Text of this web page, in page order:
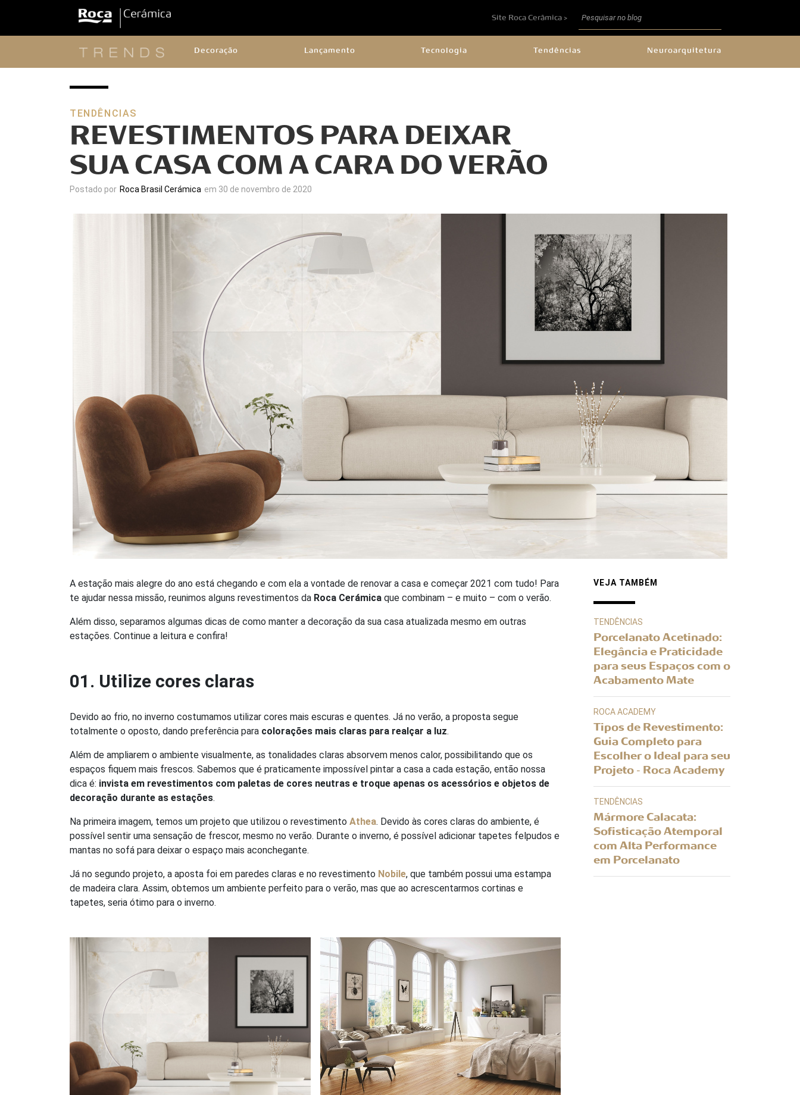
Site Roca Cerâmica >
Decoração Lançamento Tecnologia Tendências Neuroarquitetura
TENDÊNCIAS
REVESTIMENTOS PARA DEIXAR
SUA CASA COM A CARA DO VERÃO
Postado por Roca Brasil Cerámica em 30 de novembro de 2020
A estação mais alegre do ano está chegando e com ela a vontade de renovar a casa e começar 2021 com tudo! Para
te ajudar nessa missão, reunimos alguns revestimentos da Roca Cerámica que combinam – e muito – com o verão.
Além disso, separamos algumas dicas de como manter a decoração da sua casa atualizada mesmo em outras
estações. Continue a leitura e confira!
01. Utilize cores claras
Devido ao frio, no inverno costumamos utilizar cores mais escuras e quentes. Já no verão, a proposta segue
totalmente o oposto, dando preferência para colorações mais claras para realçar a luz.
Além de ampliarem o ambiente visualmente, as tonalidades claras absorvem menos calor, possibilitando que os
espaços fiquem mais frescos. Sabemos que é praticamente impossível pintar a casa a cada estação, então nossa
dica é: invista em revestimentos com paletas de cores neutras e troque apenas os acessórios e objetos de
decoração durante as estações.
Na primeira imagem, temos um projeto que utilizou o revestimento Athea. Devido às cores claras do ambiente, é
possível sentir uma sensação de frescor, mesmo no verão. Durante o inverno, é possível adicionar tapetes felpudos e
mantas no sofá para deixar o espaço mais aconchegante.
Já no segundo projeto, a aposta foi em paredes claras e no revestimento Nobile, que também possui uma estampa
de madeira clara. Assim, obtemos um ambiente perfeito para o verão, mas que ao acrescentarmos cortinas e
tapetes, seria ótimo para o inverno.
VEJA TAMBÉM
TENDÊNCIAS
Porcelanato Acetinado:
Elegância e Praticidade
para seus Espaços com o
Acabamento Mate
ROCA ACADEMY
Tipos de Revestimento:
Guia Completo para
Escolher o Ideal para seu
Projeto - Roca Academy
TENDÊNCIAS
Mármore Calacata:
Sofisticação Atemporal
com Alta Performance
em Porcelanato